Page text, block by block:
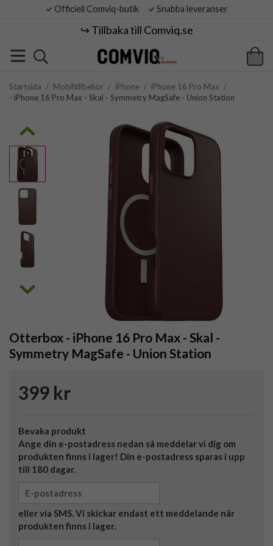
Officiell Comviq-butik Snabba leveranser
↪️ Tillbaka till Comviq.se
Startsida / Mobiltillbehör / iPhone / iPhone 16 Pro Max /
- iPhone 16 Pro Max - Skal - Symmetry MagSafe - Union Station
Otterbox - iPhone 16 Pro Max - Skal -
Symmetry MagSafe - Union Station
399 kr
Bevaka produkt
Ange din e-postadress nedan så meddelar vi dig om
produkten finns i lager! Din e-postadress sparas i upp
till 180 dagar.
eller via SMS. Vi skickar endast ett meddelande när
produkten finns i lager.